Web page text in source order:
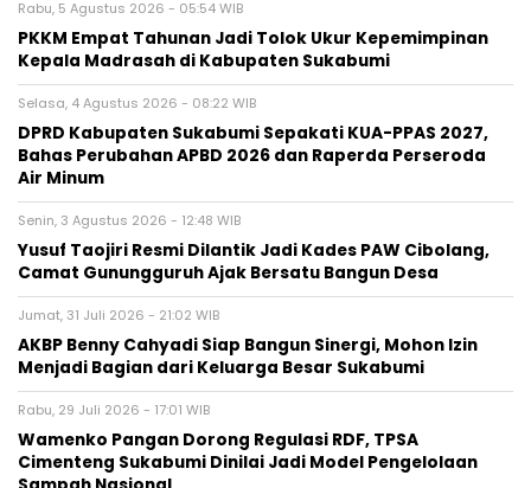
Rabu, 5 Agustus 2026 - 05:54 WIB
PKKM Empat Tahunan Jadi Tolok Ukur Kepemimpinan
Kepala Madrasah di Kabupaten Sukabumi
Selasa, 4 Agustus 2026 - 08:22 WIB
DPRD Kabupaten Sukabumi Sepakati KUA-PPAS 2027,
Bahas Perubahan APBD 2026 dan Raperda Perseroda
Air Minum
Senin, 3 Agustus 2026 - 12:48 WIB
Yusuf Taojiri Resmi Dilantik Jadi Kades PAW Cibolang,
Camat Gunungguruh Ajak Bersatu Bangun Desa
Jumat, 31 Juli 2026 - 21:02 WIB
‎AKBP Benny Cahyadi Siap Bangun Sinergi, Mohon Izin
Menjadi Bagian dari Keluarga Besar Sukabumi‎
Rabu, 29 Juli 2026 - 17:01 WIB
‎Wamenko Pangan Dorong Regulasi RDF, TPSA
Cimenteng Sukabumi Dinilai Jadi Model Pengelolaan